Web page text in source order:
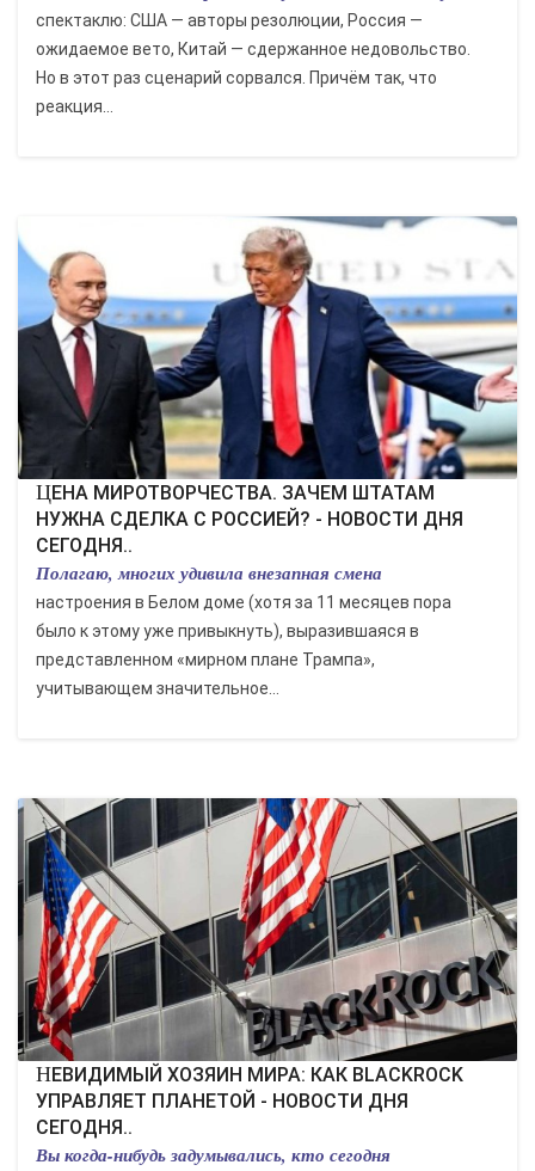
спектаклю: США — авторы резолюции, Россия —
ожидаемое вето, Китай — сдержанное недовольство.
Но в этот раз сценарий сорвался. Причём так, что
реакция...
ЦЕНА МИРОТВОРЧЕСТВА. ЗАЧЕМ ШТАТАМ
НУЖНА СДЕЛКА С РОССИЕЙ? - НОВОСТИ ДНЯ
СЕГОДНЯ..
Полагаю, многих удивила внезапная смена
настроения в Белом доме (хотя за 11 месяцев пора
было к этому уже привыкнуть), выразившаяся в
представленном «мирном плане Трампа»,
учитывающем значительное...
НЕВИДИМЫЙ ХОЗЯИН МИРА: КАК BLACKROCK
УПРАВЛЯЕТ ПЛАНЕТОЙ - НОВОСТИ ДНЯ
СЕГОДНЯ..
Вы когда-нибудь задумывались, кто сегодня